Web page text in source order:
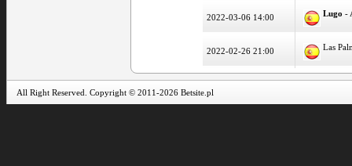
2022-03-06 14:00 Lugo -
2022-02-26 21:00 Las
All Right Reserved. Copyright © 2011-2026 Betsite.pl